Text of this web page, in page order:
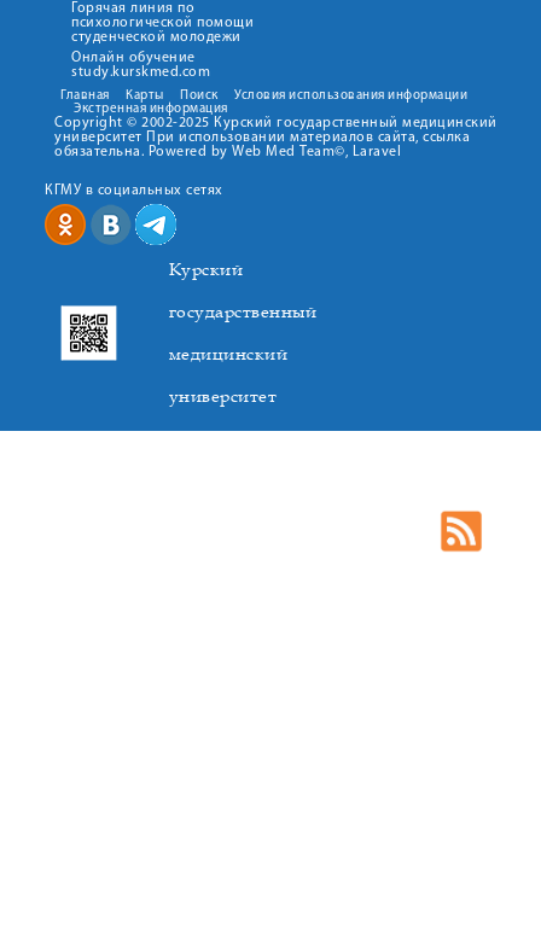
Горячая линия по
психологической помощи
студенческой молодежи
Онлайн обучение
study.kurskmed.com
Главная Карты Поиск
Условия использования информации
Экстренная информация
Copyright © 2002-2025 Курский государственный медицинский
университет При использовании материалов сайта, ссылка
обязательна. Powered by Web Med Team©, Laravel
КГМУ в социальных сетях
Курский
государственный
медицинский
университет